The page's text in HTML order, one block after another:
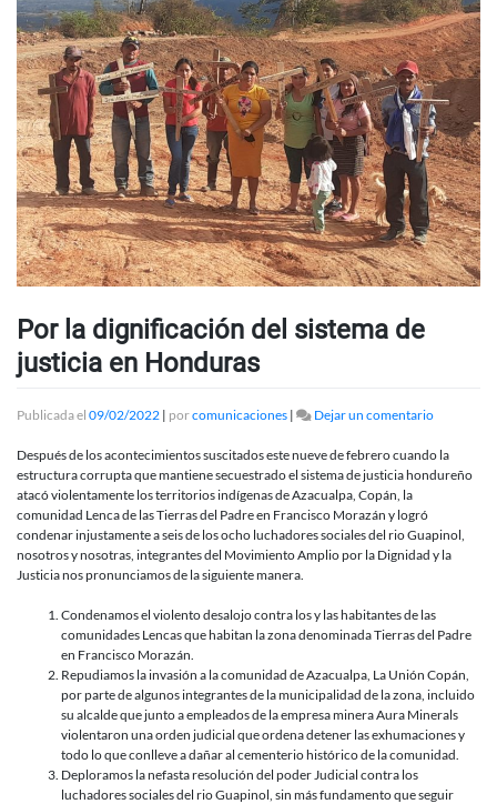
Por la dignificación del sistema de
justicia en Honduras
Publicada el 09/02/2022 | porcomunicaciones | Dejar un comentarioen
la
de
justicia
Después de los acontecimientos suscitados este nueve de febrero cuando la
estructura corrupta que mantiene secuestrado el sistema de justicia hondureño
atacó violentamente los territorios indígenas de Azacualpa, Copán, la
comunidad Lenca de las Tierras del Padre en Francisco Morazán y logró
condenar injustamente a seis de los ocho luchadores sociales del rio Guapinol,
nosotros y nosotras, integrantes del Movimiento Amplio por la Dignidad y la
Justicia nos pronunciamos de la siguiente manera.
Condenamos el violento desalojo contra los y las habitantes de las
comunidades Lencas que habitan la zona denominada Tierras del Padre
en Francisco Morazán.
Repudiamos la invasión a la comunidad de Azacualpa, La Unión Copán,
por parte de algunos integrantes de la municipalidad de la zona, incluido
su alcalde que junto a empleados de la empresa minera Aura Minerals
violentaron una orden judicial que ordena detener las exhumaciones y
todo lo que conlleve a dañar al cementerio histórico de la comunidad.
Deploramos la nefasta resolución del poder Judicial contra los
luchadores sociales del rio Guapinol, sin más fundamento que seguir